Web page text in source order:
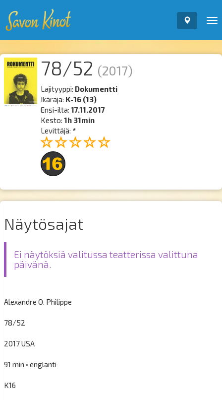
78/52 (2017)
Lajityyppi: Dokumentti
Ikäraja: K-16 (13)
Ensi-ilta:17.11.2017
Kesto:1h 31min
Levittäjä: *
Näytösajat
Ei näytöksiä valitussa teatterissa valittuna
päivänä.
Alexandre O. Philippe
78/52
2017 USA
91 min • englanti
K16